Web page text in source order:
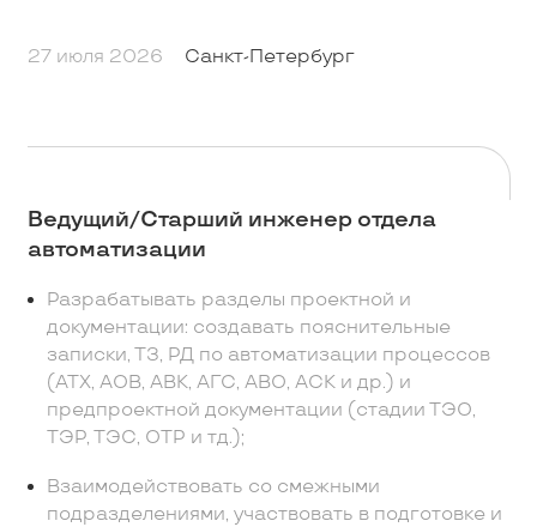
27 июля 2026 Санкт-Петербург
Ведущий/Старший инженер отдела
автоматизации
Разрабатывать разделы проектной и
документации: создавать пояснительные
записки, ТЗ, РД по автоматизации процессов
(АТХ, АОВ, АВК, АГС, АВО, АСК и др.) и
предпроектной документации (стадии ТЭО,
ТЭР, ТЭС, ОТР и тд.);
Взаимодействовать со смежными
подразделениями, участвовать в подготовке и